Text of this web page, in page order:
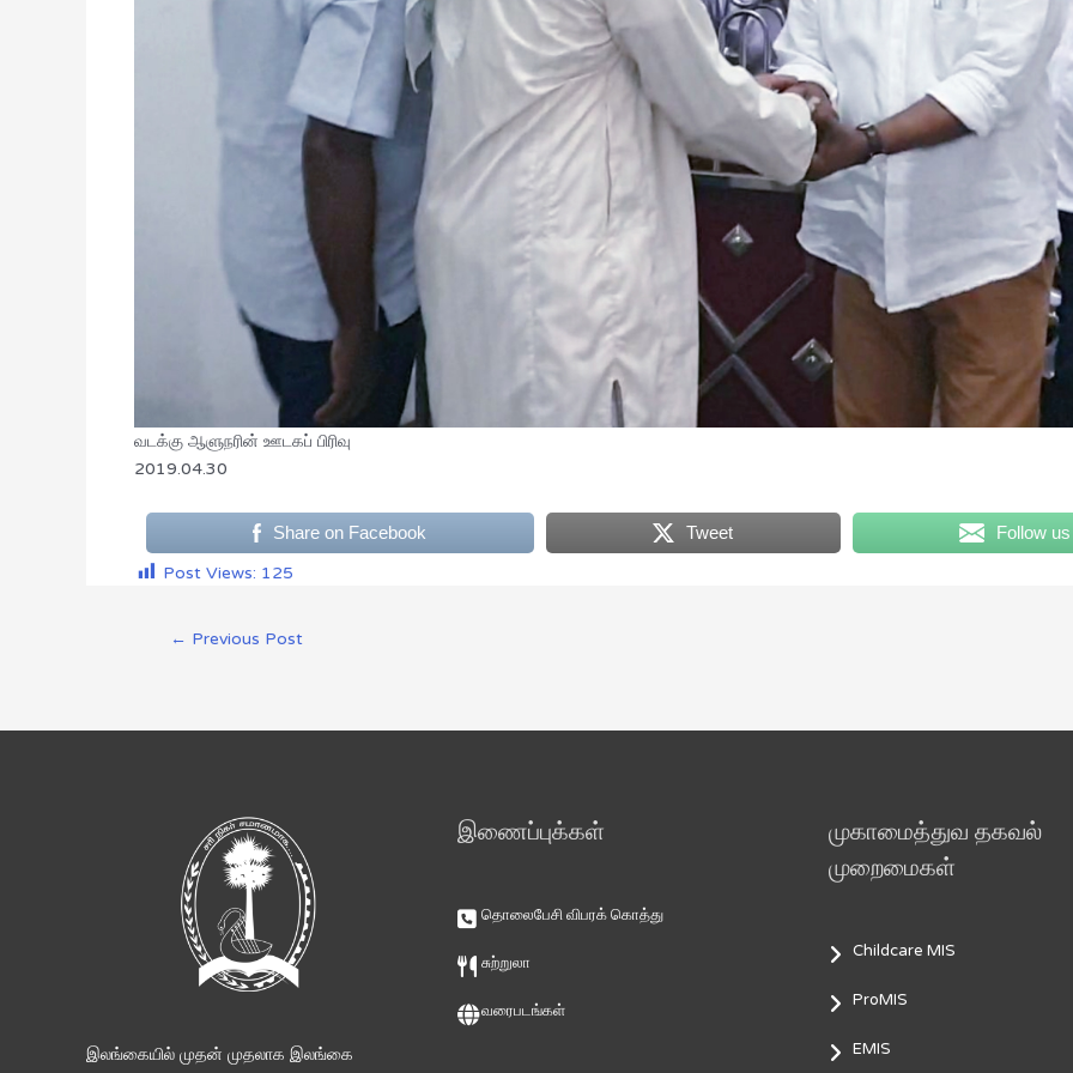
வடக்கு ஆளுநரின் ஊடகப் பிரிவு
2019.04.30
Share on Facebook Tweet
Follow us
Post Views: 125
← Previous Post
இலங்கையில் முதன் முதலாக இலங்கை
இணைப்புக்கள்
தொலைபேசி விபரக் கொத்து
சுற்றுலா
வரைபடங்கள்
முகாமைத்துவ தகவல்
முறைமைகள்
Childcare MIS
ProMIS
EMIS